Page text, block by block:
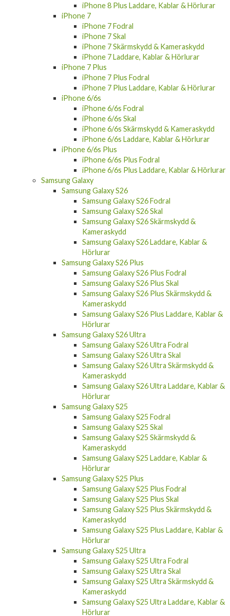
iPhone 7
iPhone 7 Fodral
iPhone 7 Skal
iPhone 7 Skärmskydd & Kameraskydd
iPhone 7 Laddare, Kablar & Hörlurar
iPhone 7 Plus
iPhone 7 Plus Fodral
iPhone 7 Plus Laddare, Kablar & Hörlurar
iPhone 6/6s
iPhone 6/6s Fodral
iPhone 6/6s Skal
iPhone 6/6s Skärmskydd & Kameraskydd
iPhone 6/6s Laddare, Kablar & Hörlurar
iPhone 6/6s Plus
iPhone 6/6s Plus Fodral
iPhone 6/6s Plus Laddare, Kablar & Hörlurar
Samsung Galaxy
Samsung Galaxy S26
Samsung Galaxy S26 Fodral
Samsung Galaxy S26 Skal
Samsung Galaxy S26 Skärmskydd &
Kameraskydd
Samsung Galaxy S26 Laddare, Kablar &
Hörlurar
Samsung Galaxy S26 Plus
Samsung Galaxy S26 Plus Fodral
Samsung Galaxy S26 Plus Skal
Samsung Galaxy S26 Plus Skärmskydd &
Kameraskydd
Samsung Galaxy S26 Plus Laddare, Kablar &
Hörlurar
Samsung Galaxy S26 Ultra
Samsung Galaxy S26 Ultra Fodral
Samsung Galaxy S26 Ultra Skal
Samsung Galaxy S26 Ultra Skärmskydd &
Kameraskydd
Samsung Galaxy S26 Ultra Laddare, Kablar &
Hörlurar
Samsung Galaxy S25
Samsung Galaxy S25 Fodral
Samsung Galaxy S25 Skal
Samsung Galaxy S25 Skärmskydd &
Kameraskydd
Samsung Galaxy S25 Laddare, Kablar &
Hörlurar
Samsung Galaxy S25 Plus
Samsung Galaxy S25 Plus Fodral
Samsung Galaxy S25 Plus Skal
Samsung Galaxy S25 Plus Skärmskydd &
Kameraskydd
Samsung Galaxy S25 Plus Laddare, Kablar &
Hörlurar
Samsung Galaxy S25 Ultra
Samsung Galaxy S25 Ultra Fodral
Samsung Galaxy S25 Ultra Skal
Samsung Galaxy S25 Ultra Skärmskydd &
Kameraskydd
Samsung Galaxy S25 Ultra Laddare, Kablar &
Hörlurar
Samsung Galaxy S25 FE